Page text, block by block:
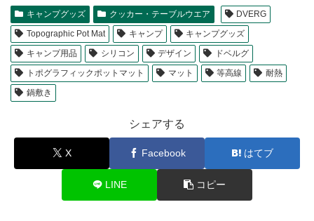
キャンプグッズ クッカー・テーブルウエア
DVERG
Topographic Pot Mat
キャンプ
キャンプグッズ
キャンプ用品
シリコン デザイン
ドベルグ
トポグラフィックポットマット
マット 等高線
耐熱
鍋敷き
シェアする
X Facebook はてブ
LINE コピー